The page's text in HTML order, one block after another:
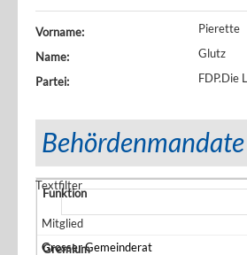
Vorname:
Pierette
Name:
Glutz
Partei:
FDP.Die
Behördenmandate
Textfilter
Mitglied
Grosser Gemeinderat